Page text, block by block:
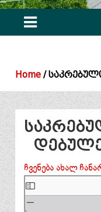
Home
ჩვენება ახალ
Skip
to
PDF